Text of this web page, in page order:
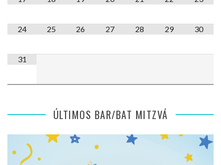
24 25 26 27 28 29 30
31
ÚLTIMOS BAR/BAT MITZVÁ